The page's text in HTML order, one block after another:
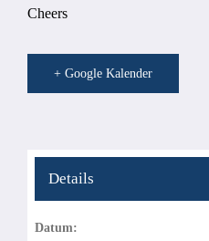
Cheers
+ Google Kalender
Details
Datum: